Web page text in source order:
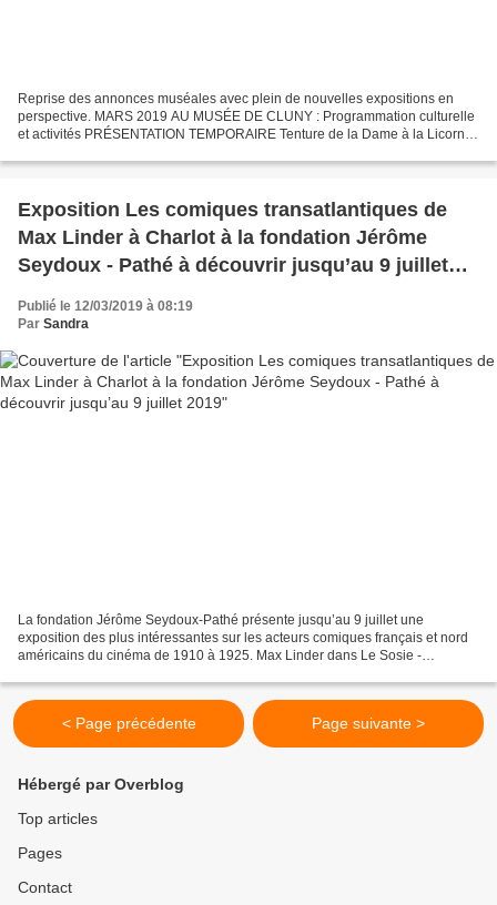
Reprise des annonces muséales avec plein de nouvelles expositions en
perspective. MARS 2019 AU MUSÉE DE CLUNY : Programmation culturelle
et activités PRÉSENTATION TEMPORAIRE Tenture de la Dame à la Licorne :
Exposition Les comiques transatlantiques de
Max Linder à Charlot à la fondation Jérôme
Seydoux - Pathé à découvrir jusqu’au 9 juillet
Publié le 12/03/2019 à 08:19
Par Sandra
La fondation Jérôme Seydoux-Pathé présente jusqu’au 9 juillet une
exposition des plus intéressantes sur les acteurs comiques français et nord
américains du cinéma de 1910 à 1925. Max Linder dans Le Sosie -
< Page précédente Page suivante >
Hébergé par Overblog
Top articles
Pages
Contact